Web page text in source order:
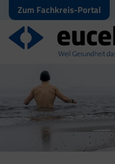
Zum Fachkreis-Portal